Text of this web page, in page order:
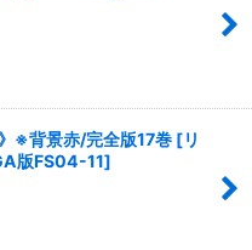
※背景赤/完全版17巻 [リ
版FS04-11]